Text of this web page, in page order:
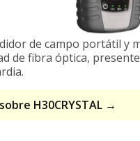
de campo portátil y
de fibra óptica,
H30CRYSTAL →